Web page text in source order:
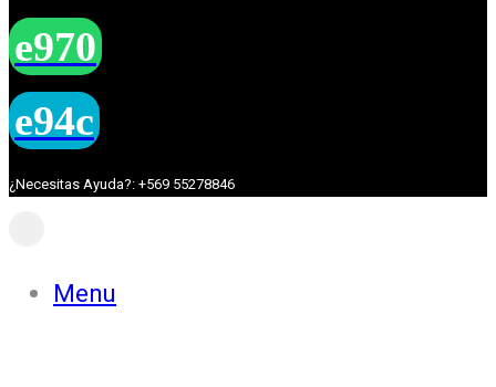
¿Necesitas Ayuda?: +569 55278846
Menu